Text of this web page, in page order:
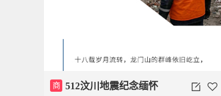
商 512汶川地震纪念缅怀